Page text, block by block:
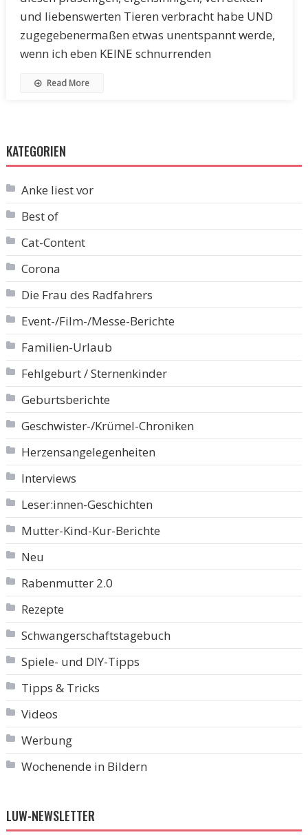
und liebenswerten Tieren verbracht habe UND
zugegebenermaßen etwas unentspannt werde,
wenn ich eben KEINE schnurrenden
Read More
KATEGORIEN
Anke liest vor
Best of
Cat-Content
Corona
Die Frau des Radfahrers
Event-/Film-/Messe-Berichte
Familien-Urlaub
Fehlgeburt / Sternenkinder
Geburtsberichte
Geschwister-/Krümel-Chroniken
Herzensangelegenheiten
Interviews
Leser:innen-Geschichten
Mutter-Kind-Kur-Berichte
Neu
Rabenmutter 2.0
Rezepte
Schwangerschaftstagebuch
Spiele- und DIY-Tipps
Tipps & Tricks
Videos
Werbung
Wochenende in Bildern
LUW-NEWSLETTER